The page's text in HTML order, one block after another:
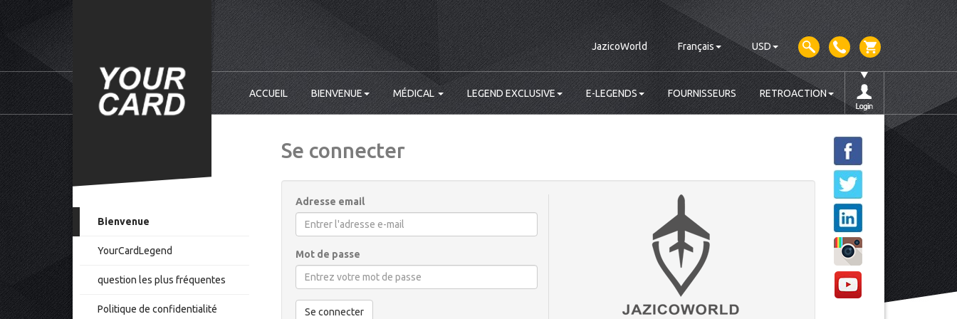
JazicoWorld Français USD
ACCUEIL BIENVENUE MÉDICAL LEGEND EXCLUSIVE E-LEGENDS FOURNISSEURS RETROACTION
Bienvenue
YourCardLegend
question les plus fréquentes
Politique de confidentialité
Se connecter
Adresse email
Mot de passe
Se connecter